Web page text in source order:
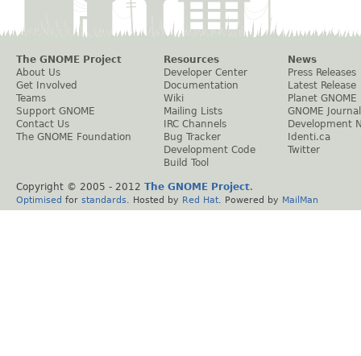
The GNOME Project
About Us
Get Involved
Teams
Support GNOME
Contact Us
The GNOME Foundation
Resources
Developer Center
Documentation
Wiki
Mailing Lists
IRC Channels
Bug Tracker
Development Code
Build Tool
News
Press Releases
Latest Release
Planet GNOME
GNOME Journal
Development
Identi.ca
Twitter
Copyright © 2005 - 2012 The GNOME Project.
Optimised for standards . Hosted by Red Hat . Powered by MailMan